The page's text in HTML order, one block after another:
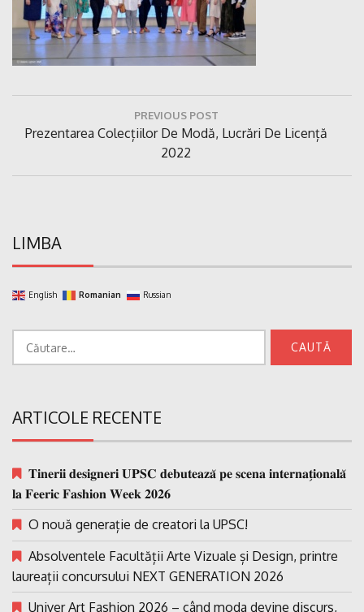
articole
PREVIOUS POST
Previous
Prezentarea Colecțiilor De Modă, Lucrări De Licență
2022
LIMBA
English Romanian Russian
ARTICOLE RECENTE
𝐓𝐢𝐧𝐞𝐫𝐢𝐢 𝐝𝐞𝐬𝐢𝐠𝐧𝐞𝐫𝐢 𝐔𝐏𝐒𝐂 𝐝𝐞𝐛𝐮𝐭𝐞𝐚𝐳𝐚̆ 𝐩𝐞 𝐬𝐜𝐞𝐧𝐚 𝐢𝐧𝐭𝐞𝐫𝐧𝐚𝐭̗𝐢𝐨𝐧𝐚𝐥𝐚̆
𝐥𝐚 𝐅𝐞𝐞𝐫𝐢𝐜 𝐅𝐚𝐬𝐡𝐢𝐨𝐧 𝐖𝐞𝐞𝐤 𝟐𝟎𝟐𝟔
O nouă generație de creatori la UPSC!
Absolventele Facultății Arte Vizuale și Design, printre
laureații concursului NEXT GENERATION 2026
Univer Art Fashion 2026 – când moda devine discurs,